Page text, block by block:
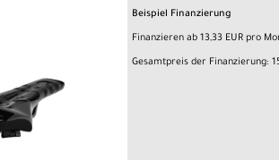
Beispiel Finanzierung
Finanzieren ab 13,33 EUR pro
Gesamtpreis der Finanzierung: